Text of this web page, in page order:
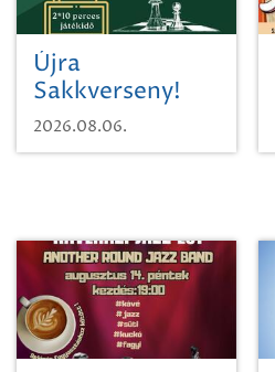
Újra
Sakkverseny!
2026.08.06.